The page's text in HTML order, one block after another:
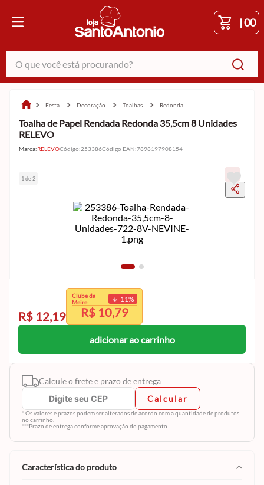
|00
O que você está procurando?
festa decoração toalhas redonda
Toalha de Papel Rendada Redonda 35,5cm 8 Unidades
RELEVO
Marca:RELEVOCódigo:253386Código EAN:7898197908154
1 de 2
R$ 12,19
Clube da
Meire
11%
R$ 10,79
exclusivo
Clube da Meire.
Cadastre-se e aproveite
adicionar ao carrinho
Calcule o frete e prazo de entrega
Calcular
* Os valores e prazos podem ser alterados de acordo com a quantidade de produtos
no carrinho.
***Prazo de entrega conforme aprovação do pagamento.
característica do produto